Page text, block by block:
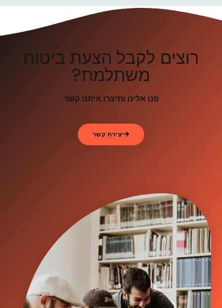
רוצים לקבל הצעת ביטוח
משתלמת?
פנו אלינו ותיצרו איתנו קשר
יצירת קשר